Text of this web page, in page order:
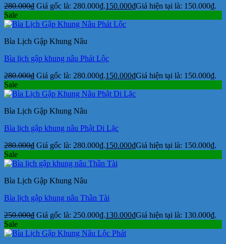
280.000₫ Giá gốc là: 280.000₫.150.000₫Giá hiện tại là: 150.000₫.
Sale
Bìa Lịch Gập Khung Nâu
Bìa lịch gập khung nâu Phát Lộc
280.000₫ Giá gốc là: 280.000₫.150.000₫Giá hiện tại là: 150.000₫.
Sale
Bìa Lịch Gập Khung Nâu
Bìa lịch gập khung nâu Phật Di Lặc
280.000₫ Giá gốc là: 280.000₫.150.000₫Giá hiện tại là: 150.000₫.
Sale
Bìa Lịch Gập Khung Nâu
Bìa lịch gập khung nâu Thần Tài
250.000₫ Giá gốc là: 250.000₫.130.000₫Giá hiện tại là: 130.000₫.
Sale